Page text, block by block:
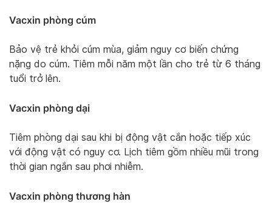
Vacxin phòng cúm
Bảo vệ trẻ khỏi cúm mùa, giảm nguy cơ biến chứng
nặng do cúm. Tiêm mỗi năm một lần cho trẻ từ 6 tháng
tuổi trở lên.
Vacxin phòng dại
Tiêm phòng dại sau khi bị động vật cắn hoặc tiếp xúc
với động vật có nguy cơ. Lịch tiêm gồm nhiều mũi trong
thời gian ngắn sau phơi nhiễm.
Vacxin phòng thương hàn